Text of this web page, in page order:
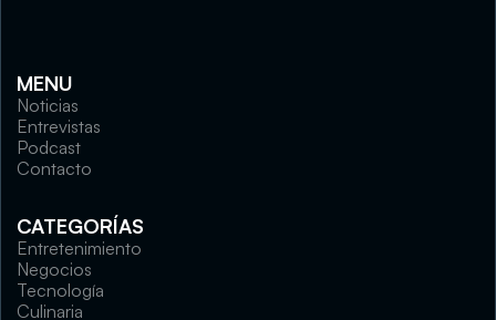
MENU
Noticias
Entrevistas
Podcast
Contacto
CATEGORÍAS
Entretenimiento
Negocios
Tecnología
Culinaria